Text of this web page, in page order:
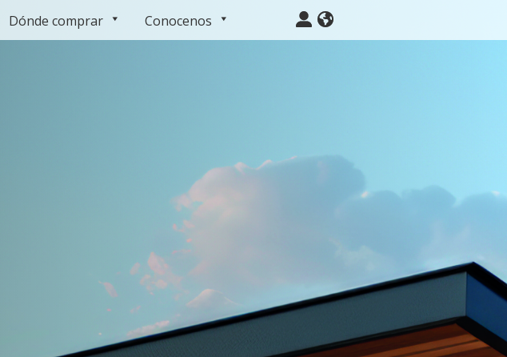
Dónde comprar Conocenos